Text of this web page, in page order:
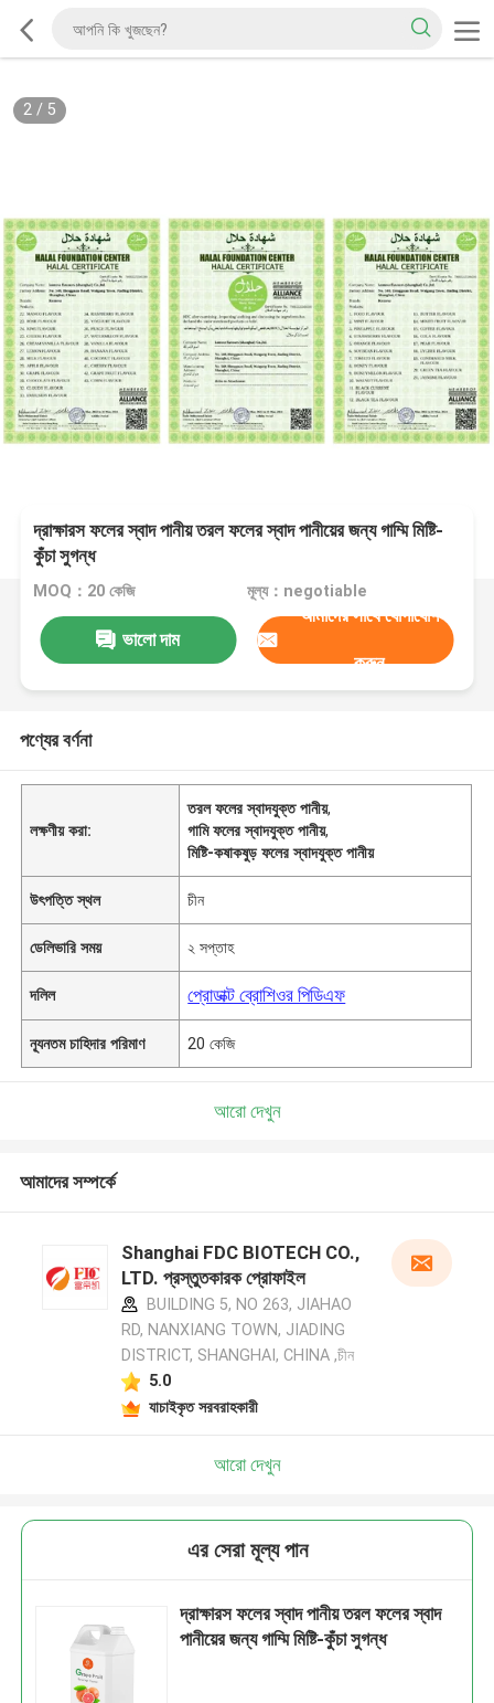
2/ 5
দ্রাক্ষারস ফলের স্বাদ পানীয় তরল ফলের স্বাদ পানীয়ের জন্য গাম্মি মিষ্টি-
কুঁচা সুগন্ধ
MOQ：20 কেজি মূল্য：negotiable
ভালো দাম
আমাদের সাথে যোগাযোগ
করুন
পণ্যের বর্ণনা
লক্ষণীয় করা:
তরল ফলের স্বাদযুক্ত পানীয়,
গামি ফলের স্বাদযুক্ত পানীয়,
মিষ্টি-কষাকষুড় ফলের স্বাদযুক্ত পানীয়
উৎপত্তি স্থল চীন
ডেলিভারি সময় ২ সপ্তাহ
দলিল প্রোডাক্ট ব্রোশিওর পিডিএফ
ন্যূনতম চাহিদার পরিমাণ 20 কেজি
আরো দেখুন
আমাদের সম্পর্কে
Shanghai FDC BIOTECH CO.,
LTD. প্রস্তুতকারক প্রোফাইল
BUILDING 5, NO 263, JIAHAO
RD, NANXIANG TOWN, JIADING
DISTRICT, SHANGHAI, CHINA ,চীন
5.0
যাচাইকৃত সরবরাহকারী
আরো দেখুন
এর সেরা মূল্য পান
দ্রাক্ষারস ফলের স্বাদ পানীয় তরল ফলের স্বাদ
পানীয়ের জন্য গাম্মি মিষ্টি-কুঁচা সুগন্ধ